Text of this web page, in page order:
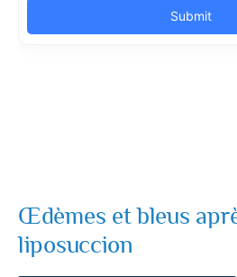
Œdèmes et bleus
liposuccion